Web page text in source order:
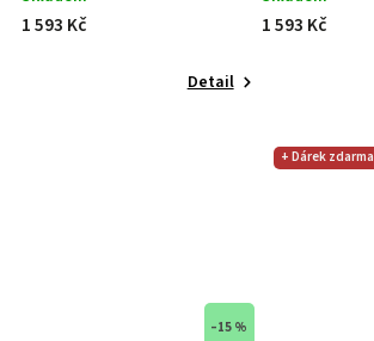
Thirdway Industries
United States Playing Card Company
1 593 Kč
Detail
1 593 Kč
–15 %
+ Dárek zdarma